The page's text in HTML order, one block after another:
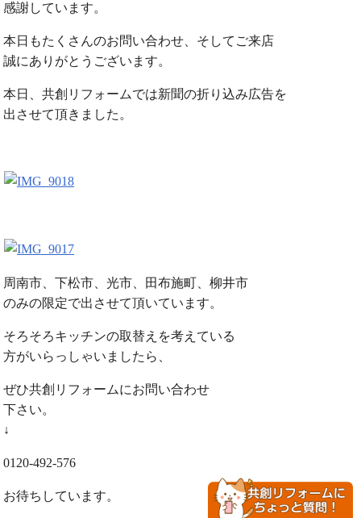
感謝しています。
本日もたくさんのお問い合わせ、そしてご来店
誠にありがとうございます。
本日、共創リフォームでは新聞の折り込み広告を
出させて頂きました。
周南市、下松市、光市、田布施町、柳井市
のみの限定で出させて頂いています。
そろそろキッチンの取替えを考えている
方がいらっしゃいましたら、
ぜひ共創リフォームにお問い合わせ
下さい。
↓
0120-492-576
お待ちしています。